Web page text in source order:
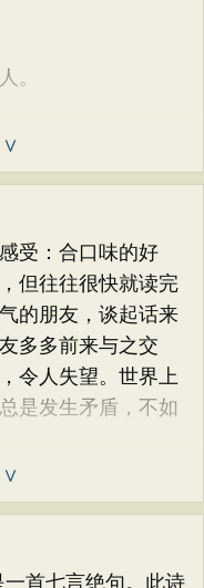
。
∨
受：合口味的好
但往往很快就读完
的朋友，谈起话来
多多前来与之交
令人失望。世界上
是发生矛盾，不如
∨
首七言绝句。此诗